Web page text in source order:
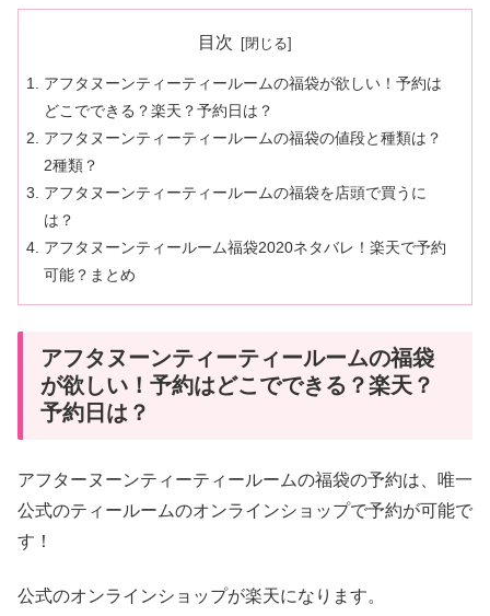
目次
アフタヌーンティーティールームの福袋が欲しい！予約は
どこでできる？楽天？予約日は？
アフタヌーンティーティールームの福袋の値段と種類は？
2種類？
アフタヌーンティーティールームの福袋を店頭で買うに
は？
アフタヌーンティールーム福袋2020ネタバレ！楽天で予約
可能？まとめ
アフタヌーンティーティールームの福袋
が欲しい！予約はどこでできる？楽天？
予約日は？
アフターヌーンティーティールームの福袋の予約は、唯一
公式のティールームのオンラインショップで予約が可能で
す！
公式のオンラインショップが楽天になります。